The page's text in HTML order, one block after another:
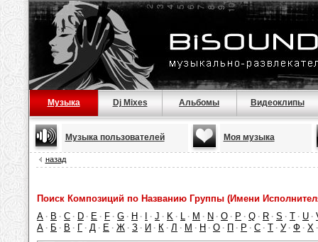
Музыка Dj Mixes Альбомы Видеоклипы
Музыка пользователей Моя музыка
назад
Поиск Композиций по Названию Группы (Имени
A · B · C · D · E · F · G · H · · J · K · L · M · N · O · P · Q · R · S · T · U ·
А · Б · В · Г · Д · Е · Ж · З · И · К · Л · М · Н · О · П · Р · С · Т · У · Ф · Х